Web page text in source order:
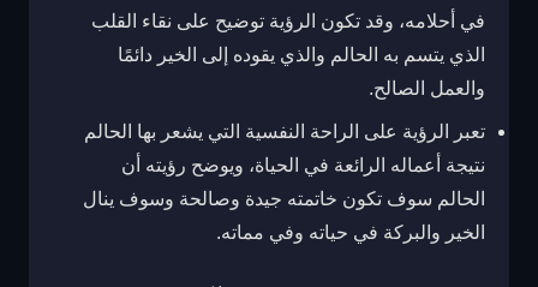
في أحلامه، وقد تكون الرؤية توضيح على نقاء القلب
الذي يتسم به الحالم والذي يقوده إلى الخير دائمًا
والعمل الصالح.
تعبر الرؤية على الراحة النفسية التي يشعر بها الحالم
نتيجة أعماله الرائعة في الحياة، ويوضح رؤيته أن
الحالم سوف تكون خاتمته جيدة وصالحة وسوف ينال
الخير والبركة في حياته وفي مماته.